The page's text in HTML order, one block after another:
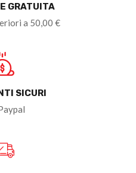
GRATUITA
a 50,00 €
SICURI